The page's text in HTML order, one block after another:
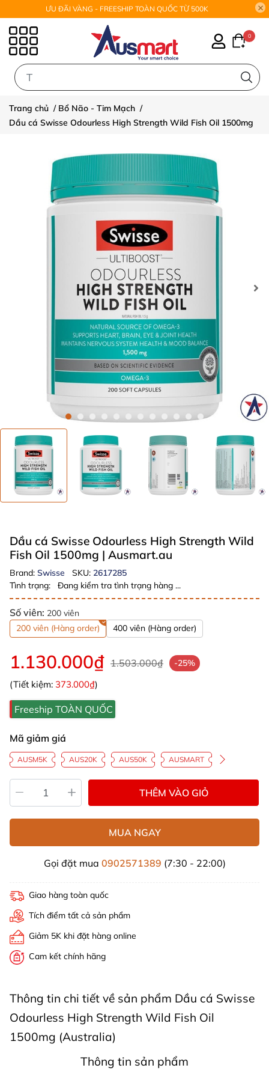
ƯU ĐÃI VÀNG - FREESHIP TOÀN QUỐC TỪ 500K
0
Trang chủ / Bổ Não - Tim Mạch /
Dầu cá Swisse Odourless High Strength Wild Fish Oil 1500mg
Dầu cá Swisse Odourless High Strength Wild
Fish Oil 1500mg | Ausmart.au
Brand: Swisse SKU: 2617285
Tình trạng:
Đang kiểm tra tình trạng hàng ...
Số viên: 200 viên
200 viên (Hàng order)
400 viên (Hàng order)
1.130.000₫ 1.503.000₫ -25%
(Tiết kiệm: 373.000₫)
Freeship TOÀN QUỐC
Mã giảm giá
AUSM5K AUS20K AUS50K AUSMART
THÊM VÀO GIỎ
MUA NGAY
Gọi đặt mua 0902571389 (7:30 - 22:00)
Giao hàng toàn quốc
Tích điểm tất cả sản phẩm
Giảm 5K khi đặt hàng online
Cam kết chính hãng
Thông tin chi tiết về sản phẩm Dầu cá Swisse
Odourless High Strength Wild Fish Oil
1500mg (Australia)
Thông tin sản phẩm